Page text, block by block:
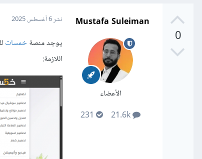
0
Mustafa Suleiman
الأعضاء
نشر6 أغسطس 2025
يوجد منصةخمسات
اللازمة: